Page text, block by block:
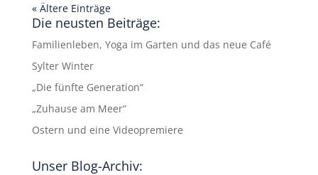
« Ältere Einträge
Die neusten Beiträge:
Familienleben, Yoga im Garten und das neue Café
Sylter Winter
„Die fünfte Generation“
„Zuhause am Meer“
Ostern und eine Videopremiere
Unser Blog-Archiv: